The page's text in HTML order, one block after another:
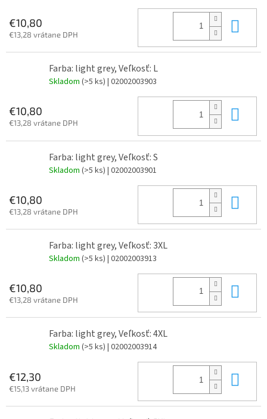
€10,80
€13,28 vrátane DPH
Farba: light grey, Veľkosť: L
Skladom (>5 ks) | 02002003903
€10,80
€13,28 vrátane DPH
Farba: light grey, Veľkosť: S
Skladom (>5 ks) | 02002003901
€10,80
€13,28 vrátane DPH
Farba: light grey, Veľkosť: 3XL
Skladom (>5 ks) | 02002003913
€10,80
€13,28 vrátane DPH
Farba: light grey, Veľkosť: 4XL
Skladom (>5 ks) | 02002003914
€12,30
€15,13 vrátane DPH